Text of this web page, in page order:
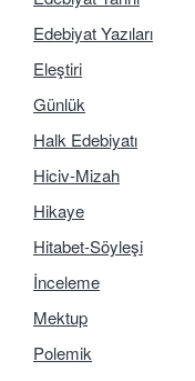
Edebiyat Yazıları
Eleştiri
Günlük
Halk Edebiyatı
Hiciv-Mizah
Hikaye
Hitabet-Söyleşi
İnceleme
Mektup
Polemik